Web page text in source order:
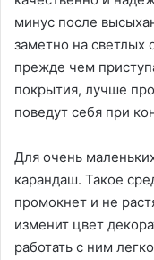
минус после
заметно на светлых
прежде чем
покрытия, лучше
поведут себя при
Для очень
карандаш. Такое
промокнет и не
изменит цвет
работать с ним